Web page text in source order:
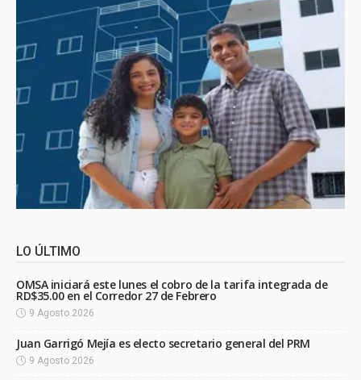
LO ÚLTIMO
OMSA iniciará este lunes el cobro de la tarifa integrada de
RD$35.00 en el Corredor 27 de Febrero
9 Agosto 2026
Juan Garrigó Mejía es electo secretario general del PRM
9 Agosto 2026